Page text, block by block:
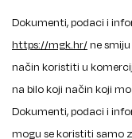
Dokumenti, podaci i
https://mgk.hr/ne
način koristiti u
na bilo koji način koji
Dokumenti, podaci i
mogu se koristiti samo